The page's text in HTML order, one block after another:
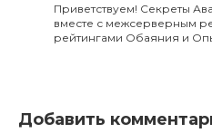
Приветствуем! Секреты
вместе с межсерверным
рейтингами Обаяния и
Добавить